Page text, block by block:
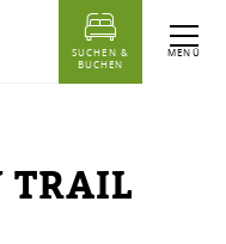
MENÜ
SUCHEN &
BUCHEN
TRAIL